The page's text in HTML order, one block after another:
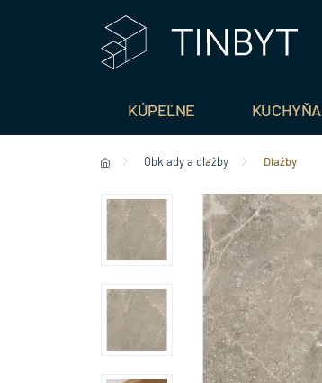
KÚPEĽNE KUCHYŇA
Obklady a dlažby Dlažby